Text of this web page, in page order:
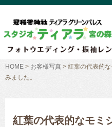
HOME > お客様写真 > 紅葉の代表的
みました。
紅葉の代表的なモミ